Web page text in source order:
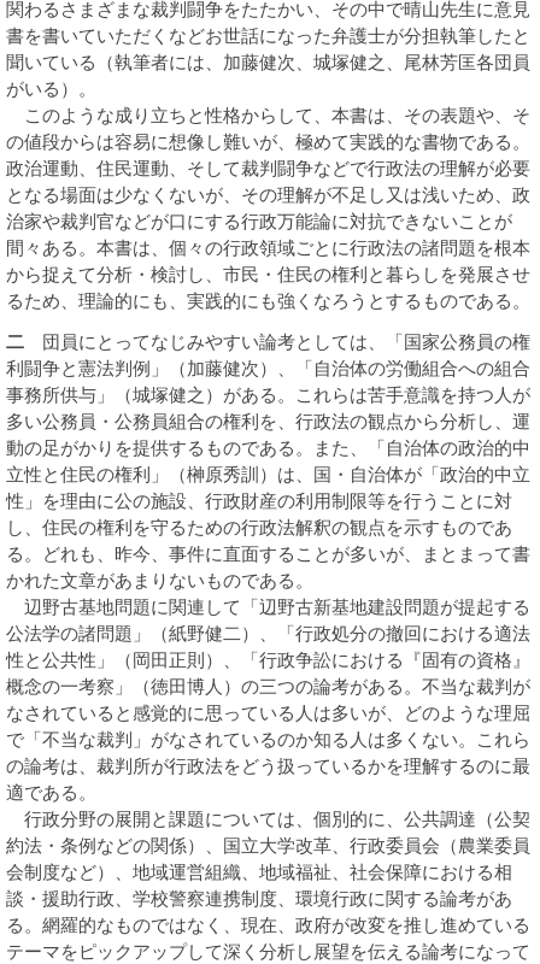
関わるさまざまな裁判闘争をたたかい、その中で晴山先生に意見
書を書いていただくなどお世話になった弁護士が分担執筆したと
聞いている（執筆者には、加藤健次、城塚健之、尾林芳匡各団員
がいる）。
このような成り立ちと性格からして、本書は、その表題や、そ
の値段からは容易に想像し難いが、極めて実践的な書物である。
政治運動、住民運動、そして裁判闘争などで行政法の理解が必要
となる場面は少なくないが、その理解が不足し又は浅いため、政
治家や裁判官などが口にする行政万能論に対抗できないことが
間々ある。本書は、個々の行政領域ごとに行政法の諸問題を根本
から捉えて分析・検討し、市民・住民の権利と暮らしを発展させ
るため、理論的にも、実践的にも強くなろうとするものである。
二団員にとってなじみやすい論考としては、「国家公務員の権
利闘争と憲法判例」（加藤健次）、「自治体の労働組合への組合
事務所供与」（城塚健之）がある。これらは苦手意識を持つ人が
多い公務員・公務員組合の権利を、行政法の観点から分析し、運
動の足がかりを提供するものである。また、「自治体の政治的中
立性と住民の権利」（榊原秀訓）は、国・自治体が「政治的中立
性」を理由に公の施設、行政財産の利用制限等を行うことに対
し、住民の権利を守るための行政法解釈の観点を示すものであ
る。どれも、昨今、事件に直面することが多いが、まとまって書
かれた文章があまりないものである。
辺野古基地問題に関連して「辺野古新基地建設問題が提起する
公法学の諸問題」（紙野健二）、「行政処分の撤回における適法
性と公共性」（岡田正則）、「行政争訟における『固有の資格』
概念の一考察」（徳田博人）の三つの論考がある。不当な裁判が
なされていると感覚的に思っている人は多いが、どのような理屈
で「不当な裁判」がなされているのか知る人は多くない。これら
の論考は、裁判所が行政法をどう扱っているかを理解するのに最
適である。
行政分野の展開と課題については、個別的に、公共調達（公契
約法・条例などの関係）、国立大学改革、行政委員会（農業委員
会制度など）、地域運営組織、地域福祉、社会保障における相
談・援助行政、学校警察連携制度、環境行政に関する論考があ
る。網羅的なものではなく、現在、政府が改変を推し進めている
テーマをピックアップして深く分析し展望を伝える論考になって